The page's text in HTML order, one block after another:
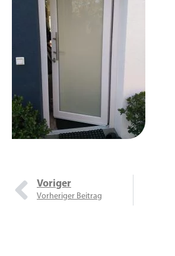
Voriger
Vorheriger Beitrag